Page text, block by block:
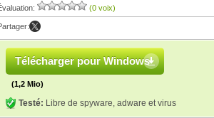
(0 voix)
Télécharger pour Windows
(1,2 Mio)
Testé: Libre de spyware, adware et virus